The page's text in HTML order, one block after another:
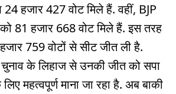
हजार 427 वोट मिले हैं. वहीं, BJP
को 81 हजार 668 वोट मिले हैं. इस तरह
759 वोटों से सीट जीत ली है.
के लिहाज से उनकी जीत को सपा
महत्वपूर्ण माना जा रहा है. अब बाकी